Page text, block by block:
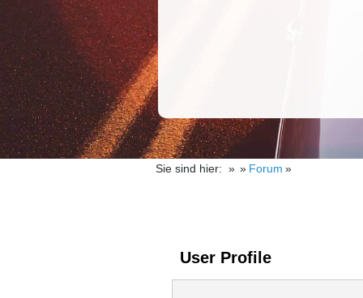
Sie sind hier: Forum
User Profile